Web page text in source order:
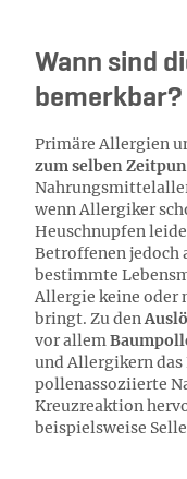
Wann sind
bemerkbar?
Primäre Allergien
zum selben
wenn Allergiker
Heuschnupfen
Betroffenen jedoch
bestimmte
Allergie keine oder
bringt. Zu den
vor allem
und Allergikern das
pollenassoziierte
Kreuzreaktion
beispielsweise